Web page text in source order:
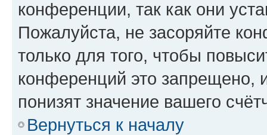
конференции, так как они
Пожалуйста, не засоряйте
только для того, чтобы
конференций это запрещено,
понизят значение вашего
Вернуться к началу